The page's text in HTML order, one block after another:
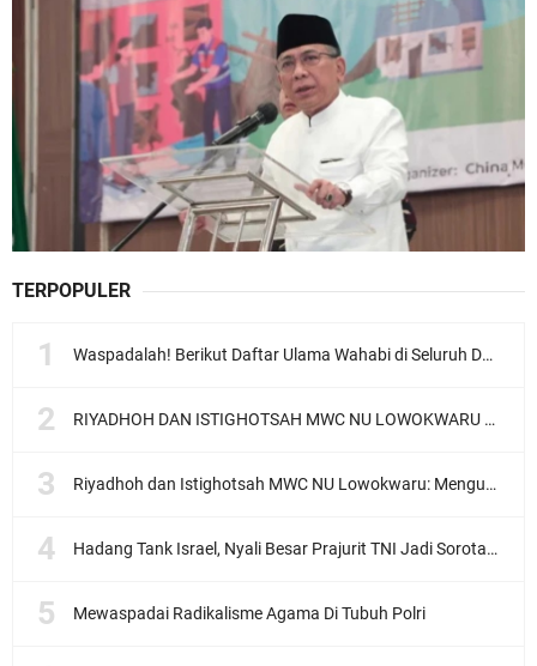
TERPOPULER
Waspadalah! Berikut Daftar Ulama Wahabi di Seluruh Dunia dan Karya-karyanya
RIYADHOH DAN ISTIGHOTSAH MWC NU LOWOKWARU Menyambut Muktamar NU ke-35, Meneguhkan Sanad Laku Para Muassis
Riyadhoh dan Istighotsah MWC NU Lowokwaru: Menguatkan Doa, Menjalin Ukhuwah Menyambut Muktamar NU ke-35
Hadang Tank Israel, Nyali Besar Prajurit TNI Jadi Sorotan Dunia
Mewaspadai Radikalisme Agama Di Tubuh Polri